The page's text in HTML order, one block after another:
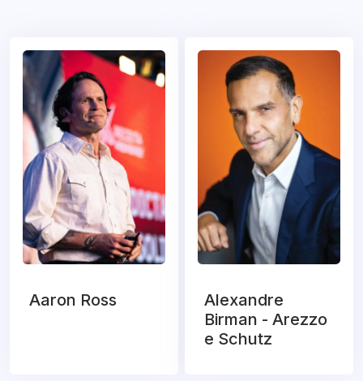
Aaron Ross
Alexandre
Birman - Arezzo
e Schutz